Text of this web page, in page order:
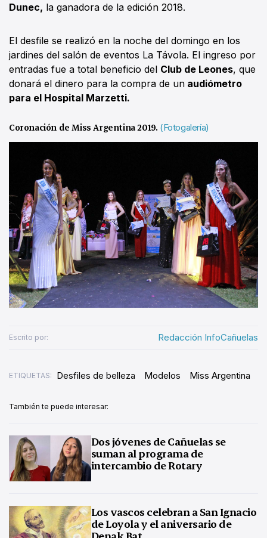
Dunec, la ganadora de la edición 2018.
El desfile se realizó en la noche del domingo en los
jardines del salón de eventos La Távola. El ingreso por
entradas fue a total beneficio del Club de Leones, que
donará el dinero para la compra de un audiómetro
para el Hospital Marzetti.
Coronación de Miss Argentina 2019. (Fotogalería)
Escrito por: Redacción InfoCañuelas
ETIQUETAS: Desfiles de belleza Modelos Miss Argentina
También te puede interesar:
Dos jóvenes de Cañuelas se
suman al programa de
intercambio de Rotary
Los vascos celebran a San Ignacio
de Loyola y el aniversario de